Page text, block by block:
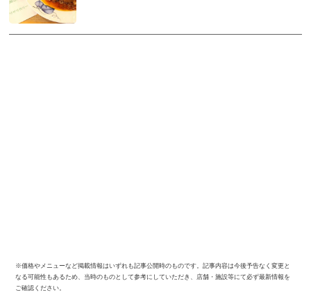
※価格やメニューなど掲載情報はいずれも記事公開時のものです。記事内容は今後予告なく変更と
なる可能性もあるため、当時のものとして参考にしていただき、店舗・施設等にて必ず最新情報を
ご確認ください。